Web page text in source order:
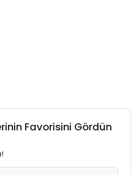
Favorisini Gördün